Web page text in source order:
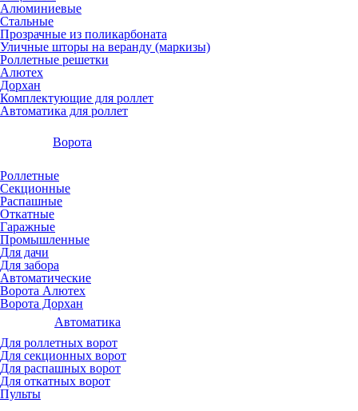
Алюминиевые
Стальные
Прозрачные из поликарбоната
Уличные шторы на веранду (маркизы)
Роллетные решетки
Алютех
Дорхан
Комплектующие для роллет
Автоматика для роллет
Ворота
Роллетные
Секционные
Распашные
Откатные
Гаражные
Промышленные
Для дачи
Для забора
Автоматические
Ворота Алютех
Ворота Дорхан
Автоматика
Для роллетных ворот
Для секционных ворот
Для распашных ворот
Для откатных ворот
Пульты